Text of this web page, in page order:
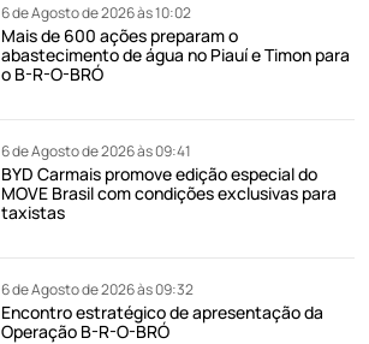
6 de Agosto de 2026 às 10:02
Mais de 600 ações preparam o
abastecimento de água no Piauí e Timon para
o B-R-O-BRÓ
6 de Agosto de 2026 às 09:41
BYD Carmais promove edição especial do
MOVE Brasil com condições exclusivas para
taxistas
6 de Agosto de 2026 às 09:32
Encontro estratégico de apresentação da
Operação B-R-O-BRÓ